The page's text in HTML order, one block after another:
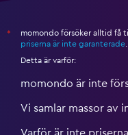
*
momondo försöker alltid få
priserna är inte garanterade
Detta är varför:
momondo är inte
Vi samlar massor av